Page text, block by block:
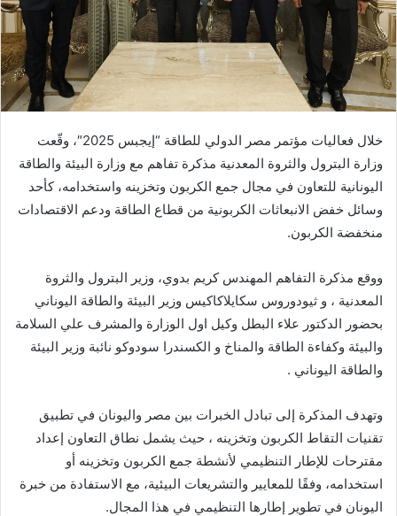
خلال فعاليات مؤتمر مصر الدولي للطاقة “إيجبس 2025″، وقّعت
وزارة البترول والثروة المعدنية مذكرة تفاهم مع وزارة البيئة والطاقة
اليونانية للتعاون في مجال جمع الكربون وتخزينه واستخدامه، كأحد
وسائل خفض الانبعاثات الكربونية من قطاع الطاقة ودعم الاقتصادات
منخفضة الكربون.
ووقع مذكرة التفاهم المهندس كريم بدوي، وزير البترول والثروة
المعدنية ، و ثيودوروس سكايلاكاكيس وزير البيئة والطاقة اليوناني
بحضور الدكتور علاء البطل وكيل اول الوزارة والمشرف علي السلامة
والبيئة وكفاءة الطاقة والمناخ و الكسندرا سودوكو نائبة وزير البيئة
والطاقة اليوناني .
وتهدف المذكرة إلى تبادل الخبرات بين مصر واليونان في تطبيق
تقنيات التقاط الكربون وتخزينه ، حيث يشمل نطاق التعاون إعداد
مقترحات للإطار التنظيمي لأنشطة جمع الكربون وتخزينه أو
استخدامه، وفقًا للمعايير والتشريعات البيئية، مع الاستفادة من خبرة
اليونان في تطوير إطارها التنظيمي في هذا المجال.